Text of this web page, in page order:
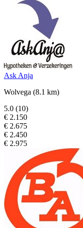
Ask Anja
Wolvega (8.1 km)
5.0 (10)
€ 2.150
€ 2.675
€ 2.450
€ 2.975